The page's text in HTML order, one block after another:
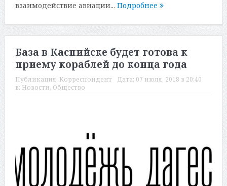
взаимодействие авиации... Подробнее
База в Каспийске будет готова к
приему кораблей до конца года
Публикация: Корреспондент Дата: 07 июля, 2018 в 20:40
в: Новости, Общество